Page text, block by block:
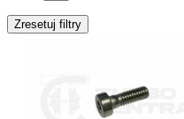
Zresetuj filtry